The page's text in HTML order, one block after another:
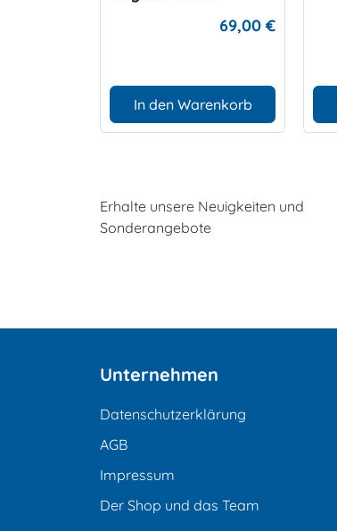
69,00 €
In den Warenkorb
Erhalte unsere Neuigkeiten und
Sonderangebote
Unternehmen
Datenschutzerklärung
AGB
Impressum
Der Shop und das Team